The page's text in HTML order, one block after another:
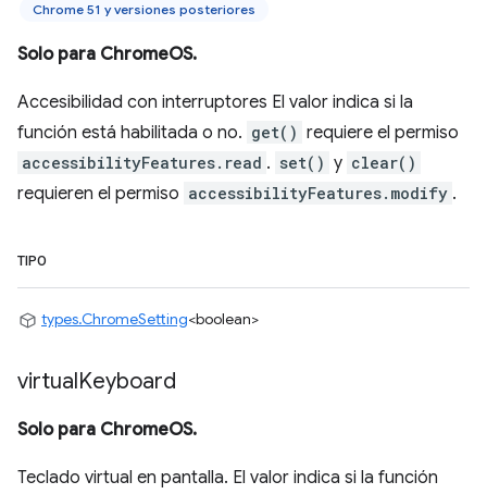
Chrome 51 y versiones posteriores
Solo para ChromeOS.
Accesibilidad con interruptores El valor indica si la
función está habilitada o no. get() requiere el permiso
accessibilityFeatures.read . set() y clear()
requieren el permiso accessibilityFeatures.modify .
TIPO
types.ChromeSetting<boolean>
virtualKeyboard
Solo para ChromeOS.
Teclado virtual en pantalla. El valor indica si la función